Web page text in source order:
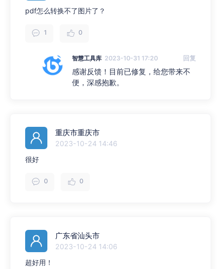
pdf怎么转换不了图片了？
1 0
智慧工具库 2023-10-31 17:20 回复
感谢反馈！目前已修复，给您带来不
便，深感抱歉。
重庆市重庆市
2023-10-24 14:46
很好
0 0
广东省汕头市
2023-10-24 14:06
超好用！